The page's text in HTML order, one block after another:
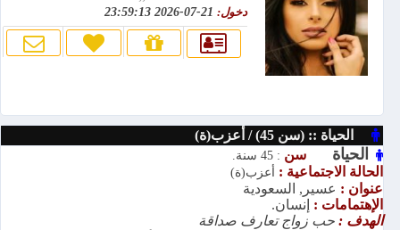
دخول:
الحياة :: (سن 45) / أعزب(ة)
الحياة سن : 45 سنة.
الحالة الاجتماعية : أعزب(ة)
عنوان : عسير, السعودية
الإهتمامات : إنسان.
الهدف : حب زواج تعارف صداقة